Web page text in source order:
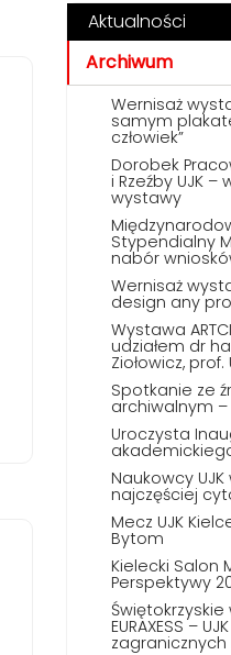
Aktualności
Archiwum
Wernisaż
samym
człowiek”
Dorobek
i Rzeźby UJK –
wystawy
Stypendialny
nabór
Wernisaż
design any
Wystawa
udziałem dr
Ziołowicz, prof.
Spotkanie ze
archiwalnym
Uroczysta
Naukowcy
najczęściej
Mecz UJK
Bytom
Kielecki Salon
Perspektywy
Świętokrzyskie
EURAXESS –